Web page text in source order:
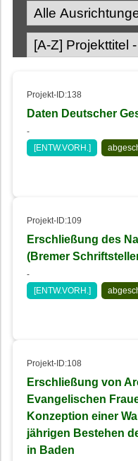
Projekt-ID:138
Daten Deutscher
-
[ENTW.VORH.]
Projekt-ID:109
Erschließung des
(Bremer
-
[ENTW.VORH.]
Projekt-ID:108
Erschließung von
Evangelischen
Konzeption einer
jährigen Bestehen
in Baden